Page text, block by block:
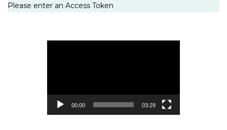
Please enter an Access Token
00:00 03:29